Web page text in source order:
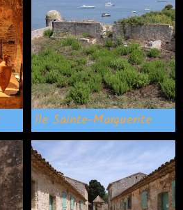
île Sainte-Marguerite